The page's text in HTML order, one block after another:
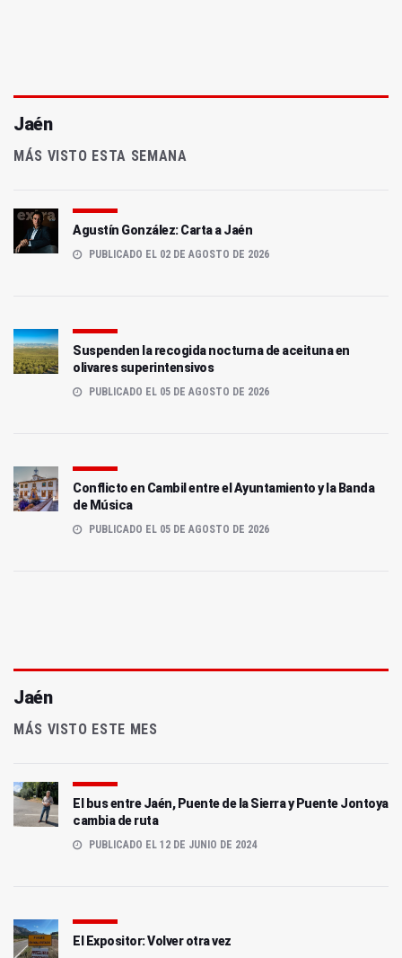
Jaén
MÁS VISTO ESTA SEMANA
Agustín González: Carta a Jaén
PUBLICADO EL 02 DE AGOSTO DE 2026
Suspenden la recogida nocturna de aceituna en
olivares superintensivos
PUBLICADO EL 05 DE AGOSTO DE 2026
Conflicto en Cambil entre el Ayuntamiento y la Banda
de Música
PUBLICADO EL 05 DE AGOSTO DE 2026
Jaén
MÁS VISTO ESTE MES
El bus entre Jaén, Puente de la Sierra y Puente Jontoya
cambia de ruta
PUBLICADO EL 12 DE JUNIO DE 2024
El Expositor: Volver otra vez